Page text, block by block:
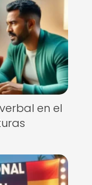
en el